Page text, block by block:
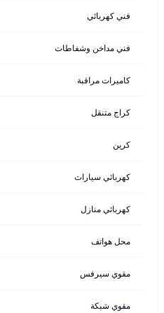
فني كهربائي
فني مداخن وشفاطات
كاميرات مراقبة
كراج متنقل
كرين
كهربائي سيارات
كهربائي منازل
محل هواتف
مقوي سيرفس
مقوي شبكة